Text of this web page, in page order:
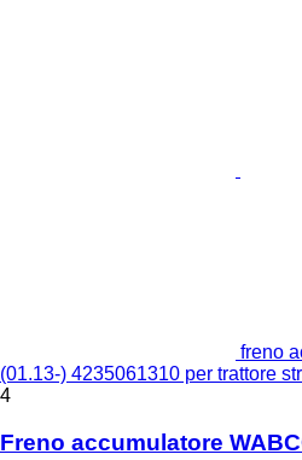
freno
(01.13-) 4235061310 per trattore
4
Freno accumulatore